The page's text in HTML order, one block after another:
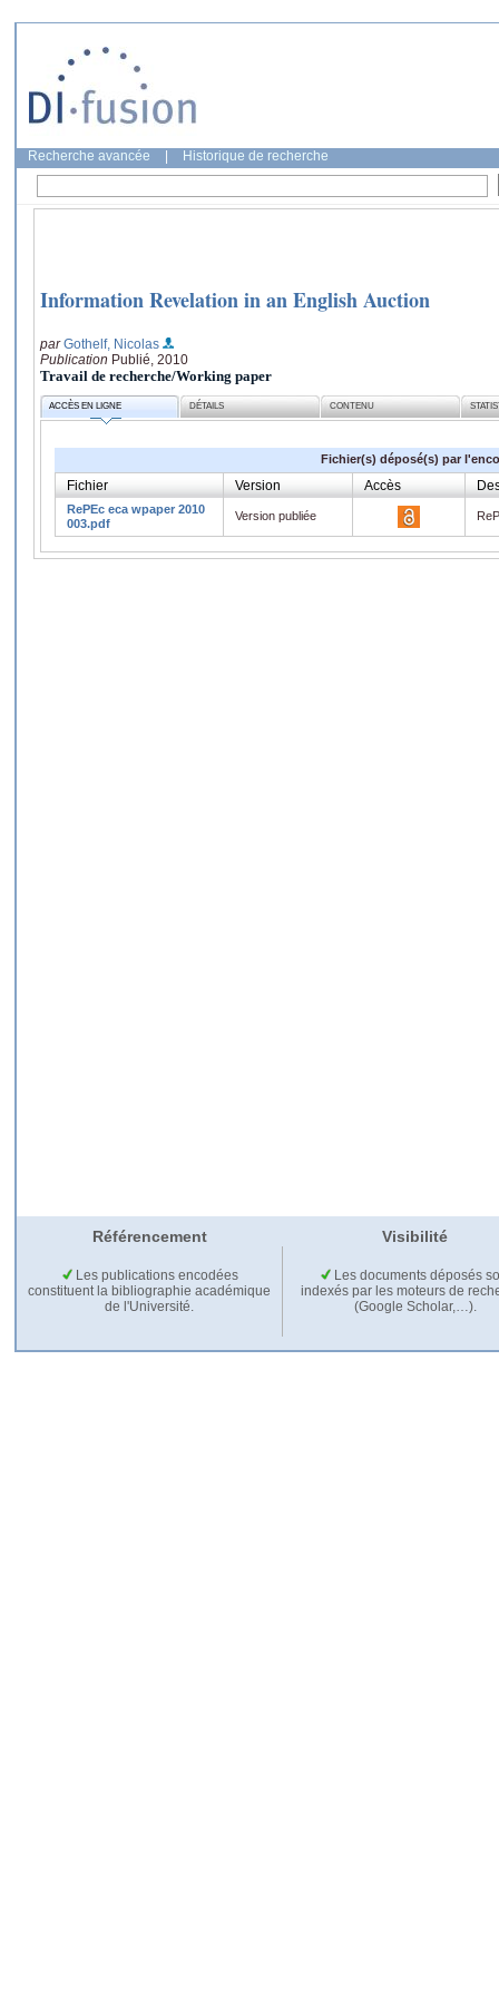
Recherche avancée Historique de recherche
Information Revelation in an English Auction
parGothelf, Nicolas
Publication Publié, 2010
Travail de recherche/Working paper
ACCÈS EN LIGNE DÉTAILS CONTENU
Fichier(s) déposé(s) par
Fichier Version Accès
RePEc eca wpaper 2010
003.pdf
Version publiée
Référencement Visibilité
Les publications encodées
constituent la bibliographie académique
de l'Université.
Les documents déposés
indexés par les moteurs de
(Google Scholar,…).